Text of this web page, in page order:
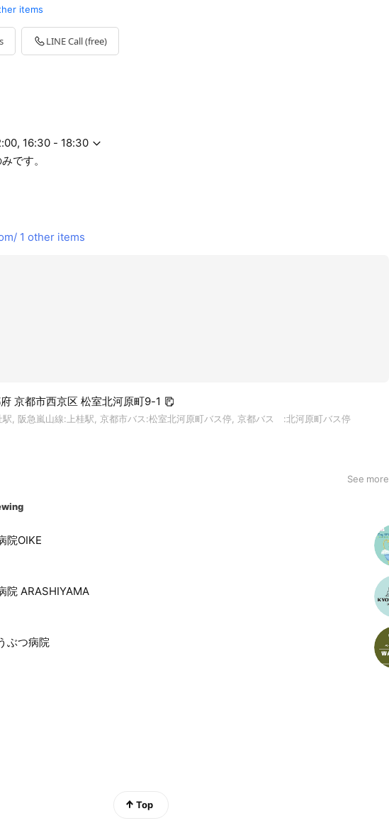
items
LINE Call (free)
16:30 - 18:30
です。
1 other items
京都市西京区 松室北河原町9-1
駅, 阪急嵐山線:上桂駅, 京都市バス:松室北河原町バス停, 京都バス :北河原町バス停
See more
院OIKE
院 ARASHIYAMA
ぶつ病院
Top